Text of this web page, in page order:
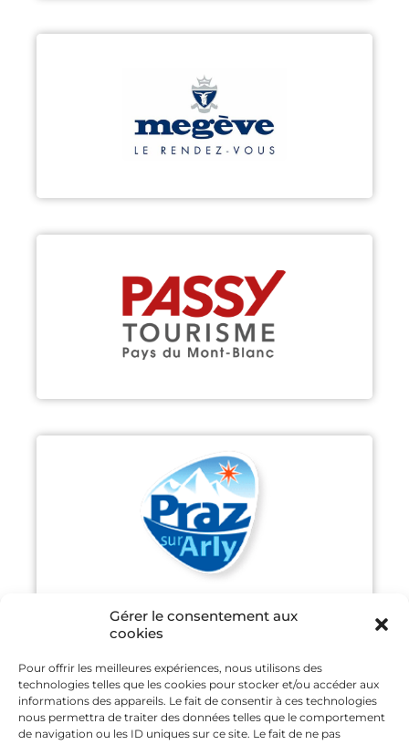
Gérer le consentement aux
cookies
Pour offrir les meilleures expériences, nous utilisons des
technologies telles que les cookies pour stocker et/ou accéder aux
informations des appareils. Le fait de consentir à ces technologies
nous permettra de traiter des données telles que le comportement
de navigation ou les ID uniques sur ce site. Le fait de ne pas
MEGÈVE
Découvrir
PASSY
Découvrir
PRAZ-SUR-ARLY
Découvrir
SAINT GERVAIS MONT-BLANC
Découvrir